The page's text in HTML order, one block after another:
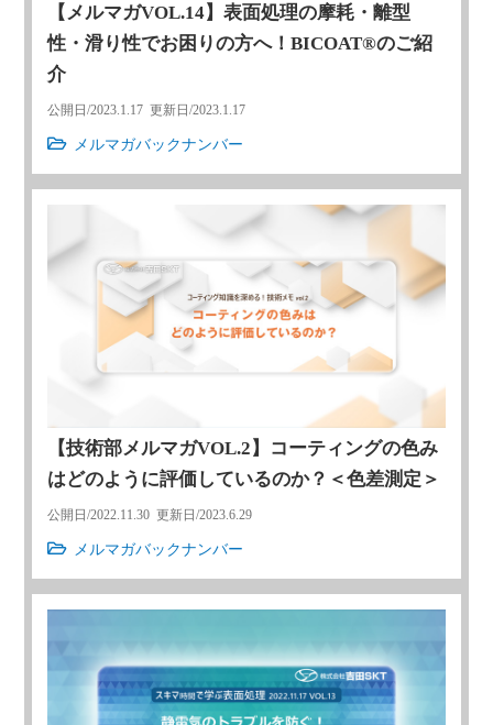
【メルマガVOL.14】表面処理の摩耗・離型
性・滑り性でお困りの方へ！BICOAT®のご紹
介
公開日/2023.1.17 更新日/2023.1.17
メルマガバックナンバー
【技術部メルマガVOL.2】コーティングの色み
はどのように評価しているのか？＜色差測定＞
公開日/2022.11.30 更新日/2023.6.29
メルマガバックナンバー